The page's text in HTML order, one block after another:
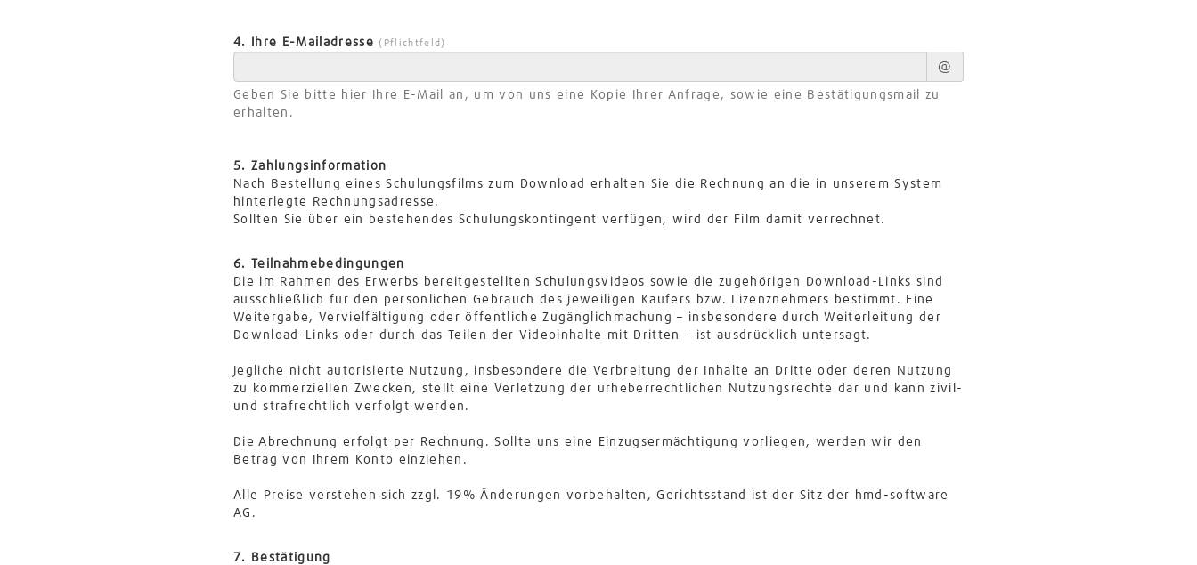
4. Ihre E-Mailadresse(Pflichtfeld)
@
Geben Sie bitte hier Ihre E-Mail an, um von uns eine Kopie Ihrer Anfrage, sowie eine Bestätigungsmail zu
erhalten.
5. Zahlungsinformation
Nach Bestellung eines Schulungsfilms zum Download erhalten Sie die Rechnung an die in unserem System
hinterlegte Rechnungsadresse.
Sollten Sie über ein bestehendes Schulungskontingent verfügen, wird der Film damit verrechnet.
6. Teilnahmebedingungen
Die im Rahmen des Erwerbs bereitgestellten Schulungsvideos sowie die zugehörigen Download-Links sind
ausschließlich für den persönlichen Gebrauch des jeweiligen Käufers bzw. Lizenznehmers bestimmt. Eine
Weitergabe, Vervielfältigung oder öffentliche Zugänglichmachung – insbesondere durch Weiterleitung der
Download-Links oder durch das Teilen der Videoinhalte mit Dritten – ist ausdrücklich untersagt.
Jegliche nicht autorisierte Nutzung, insbesondere die Verbreitung der Inhalte an Dritte oder deren Nutzung
zu kommerziellen Zwecken, stellt eine Verletzung der urheberrechtlichen Nutzungsrechte dar und kann zivil-
und strafrechtlich verfolgt werden.
Die Abrechnung erfolgt per Rechnung. Sollte uns eine Einzugsermächtigung vorliegen, werden wir den
Betrag von Ihrem Konto einziehen.
Alle Preise verstehen sich zzgl. 19% Änderungen vorbehalten, Gerichtsstand ist der Sitz der hmd-software
AG.
7. Bestätigung